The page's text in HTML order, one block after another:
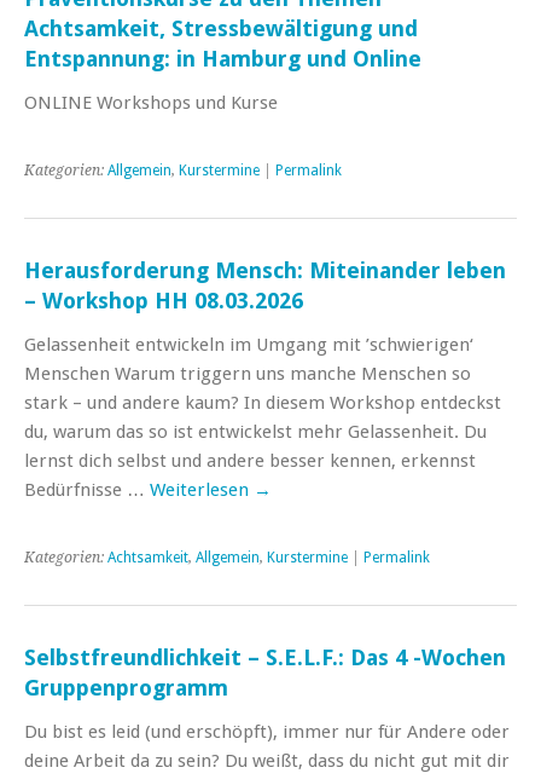
Achtsamkeit, Stressbewältigung und
Entspannung: in Hamburg und Online
ONLINE Workshops und Kurse
Kategorien: Allgemein, Kurstermine Permalink
Herausforderung Mensch: Miteinander leben
– Workshop HH 08.03.2026
Gelassenheit entwickeln im Umgang mit ’schwierigen‘
Menschen Warum triggern uns manche Menschen so
stark – und andere kaum? In diesem Workshop entdeckst
du, warum das so ist entwickelst mehr Gelassenheit. Du
lernst dich selbst und andere besser kennen, erkennst
Bedürfnisse … Weiterlesen →
Kategorien: Achtsamkeit, Allgemein, Kurstermine Permalink
Selbstfreundlichkeit – S.E.L.F.: Das 4 -Wochen
Gruppenprogramm
Du bist es leid (und erschöpft), immer nur für Andere oder
deine Arbeit da zu sein? Du weißt, dass du nicht gut mit dir